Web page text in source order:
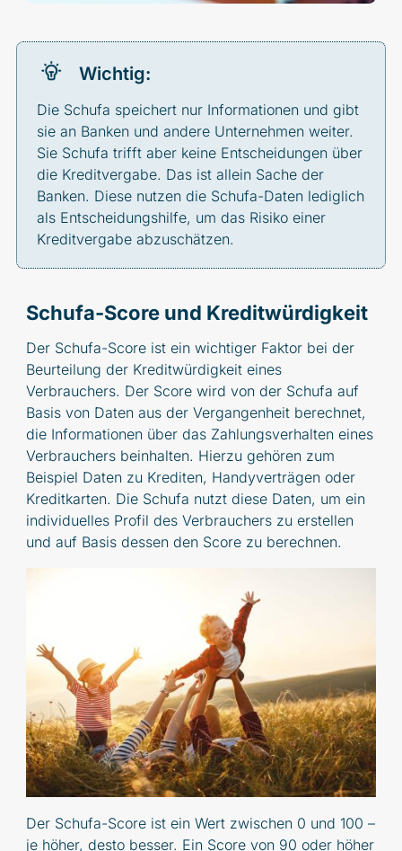
Wichtig:
Die Schufa speichert nur Informationen und gibt
sie an Banken und andere Unternehmen weiter.
Sie Schufa trifft aber keine Entscheidungen über
die Kreditvergabe. Das ist allein Sache der
Banken. Diese nutzen die Schufa-Daten lediglich
als Entscheidungshilfe, um das Risiko einer
Kreditvergabe abzuschätzen.
Schufa-Score und Kreditwürdigkeit
Der Schufa-Score ist ein wichtiger Faktor bei der
Beurteilung der Kreditwürdigkeit eines
Verbrauchers. Der Score wird von der Schufa auf
Basis von Daten aus der Vergangenheit berechnet,
die Informationen über das Zahlungsverhalten eines
Verbrauchers beinhalten. Hierzu gehören zum
Beispiel Daten zu Krediten, Handyverträgen oder
Kreditkarten. Die Schufa nutzt diese Daten, um ein
individuelles Profil des Verbrauchers zu erstellen
und auf Basis dessen den Score zu berechnen.
Der Schufa-Score ist ein Wert zwischen 0 und 100 –
je höher, desto besser. Ein Score von 90 oder höher